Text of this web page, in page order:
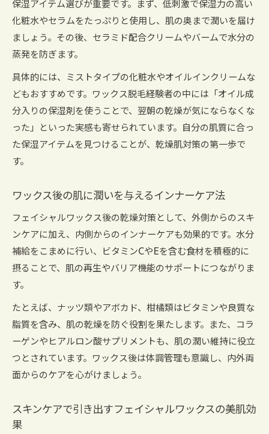
保湿アイテム選びが重要です。まず、低刺激で保湿力の高い
化粧水やセラムをたっぷりと使用し、肌の奥まで潤いを届け
ましょう。その後、セラミド配合クリームやバームで水分の
蒸発を防ぎます。
具体的には、ミストタイプの化粧水やオイルインクリームな
どもおすすめです。ワックス脱毛経験者の中には「オイル成
分入りの保湿剤を使うことで、翌朝の乾燥が気にならなくな
った」といった実感も寄せられています。自分の肌質に合っ
た保湿アイテムを見つけることが、乾燥肌対策の第一歩で
す。
ワックス後の肌に潤いを与えるインナーケア法
フェイシャルワックス後の乾燥対策として、外側からのスキ
ンケアに加え、内側からのインナーケアも効果的です。水分
補給をこまめに行い、ビタミンCやEを含む食材を積極的に
摂ることで、肌の再生やバリア機能のサポートにつながりま
す。
たとえば、ナッツ類やアボカド、柑橘類はビタミンや良質な
脂質を含み、肌の乾燥を防ぐ役割を果たします。また、コラ
ーゲンやヒアルロン酸サプリメントも、肌の潤い維持に役立
つとされています。ワックス後は体調管理も意識し、内外両
面からのケアを心がけましょう。
スキンケアで引き出すフェイシャルワックスの美肌効
果